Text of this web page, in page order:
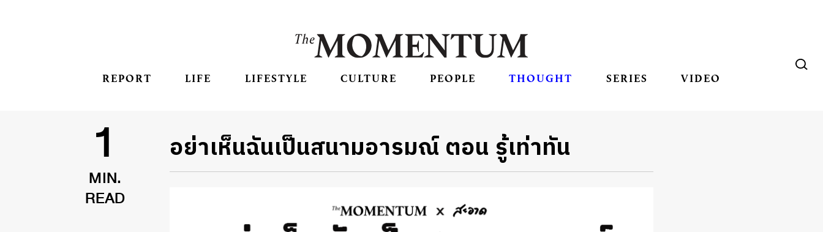
REPORT LIFE LIFESTYLE CULTURE PEOPLE THOUGHT SERIES VIDEO
1
MIN.
READ
อย่าเห็นฉันเป็นสนามอารมณ์ ตอน รู้เท่าทัน